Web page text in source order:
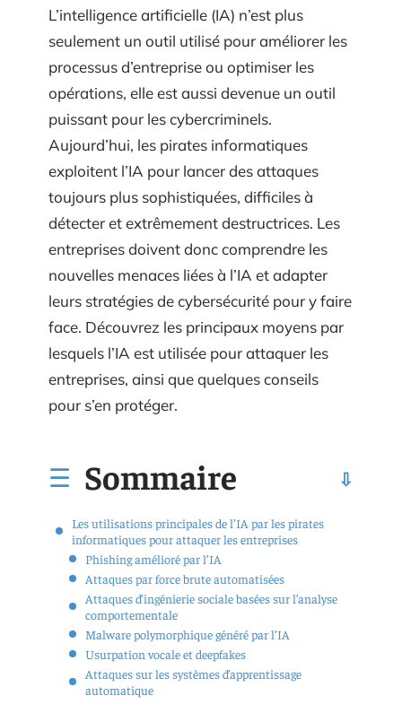
L’intelligence artificielle (IA) n’est plus
seulement un outil utilisé pour améliorer les
processus d’entreprise ou optimiser les
opérations, elle est aussi devenue un outil
puissant pour les cybercriminels.
Aujourd’hui, les pirates informatiques
exploitent l’IA pour lancer des attaques
toujours plus sophistiquées, difficiles à
détecter et extrêmement destructrices. Les
entreprises doivent donc comprendre les
nouvelles menaces liées à l’IA et adapter
leurs stratégies de cybersécurité pour y faire
face. Découvrez les principaux moyens par
lesquels l’IA est utilisée pour attaquer les
entreprises, ainsi que quelques conseils
pour s’en protéger.
Sommaire
Les utilisations principales de l’IA par les pirates
informatiques pour attaquer les entreprises
Phishing amélioré par l’IA
Attaques par force brute automatisées
Attaques d’ingénierie sociale basées sur l’analyse
comportementale
Malware polymorphique généré par l’IA
Usurpation vocale et deepfakes
Attaques sur les systèmes d’apprentissage
automatique